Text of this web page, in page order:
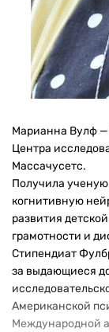
Марианна Вулф —
Центра
Массачусетс.
Получила ученую
когнитивную
развития
грамотности и
Стипендиат
за выдающиеся
Американской
Международной